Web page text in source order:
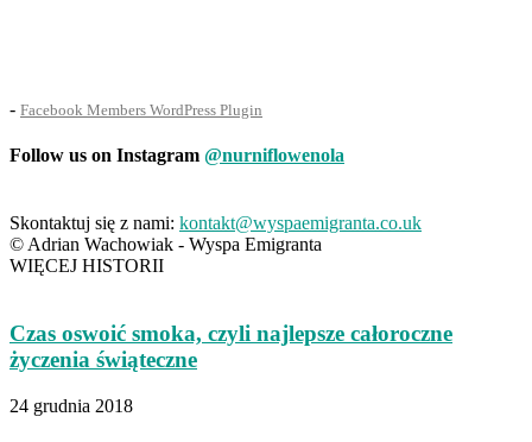
- Facebook Members WordPress Plugin
Follow us on Instagram @nurniflowenola
Skontaktuj się z nami: kontakt@wyspaemigranta.co.uk
© Adrian Wachowiak - Wyspa Emigranta
WIĘCEJ HISTORII
Czas oswoić smoka, czyli najlepsze całoroczne
życzenia świąteczne
24 grudnia 2018